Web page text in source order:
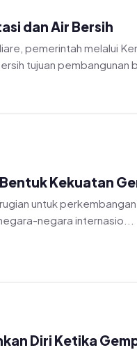
dan Air Bersih
pemerintah melalui
tujuan pembangunan
Kekuatan
untuk
negara internasio...
Diri Ketika